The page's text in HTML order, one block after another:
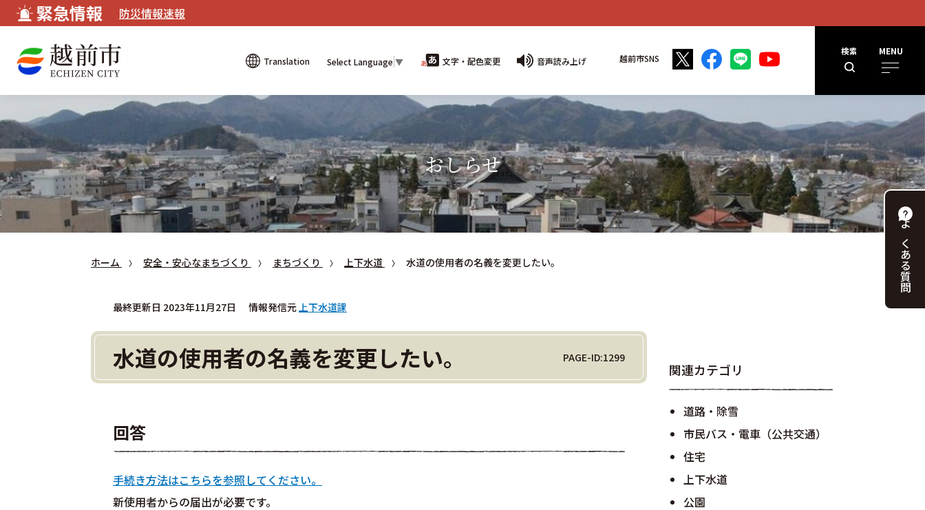
緊急情報 防災情報速報
検索
MENU
Translation
Select Language▼ 文字・配色変更 音声読み上げ 越前市SNS
よくある
質問
おしらせ
ホーム 安全・安心なまちづくり まちづくり 上下水道 水道の使用者の名義を変更したい。
最終更新日 2023年11月27日 情報発信元上下水道課
水道の使用者の名義を変更したい。 PAGE-ID:1299
回答
手続き方法はこちらを参照してください。
新使用者からの届出が必要です。
関連カテゴリ
道路・除雪
市民バス・電車（公共交通）
住宅
上下水道
公園